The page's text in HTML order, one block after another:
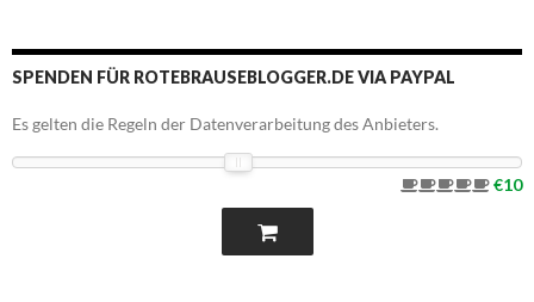
SPENDEN FÜR ROTEBRAUSEBLOGGER.DE VIA PAYPAL
Es gelten die Regeln der Datenverarbeitung des Anbieters.
€10